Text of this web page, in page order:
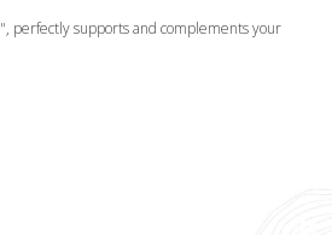
", perfectly supports and complements your